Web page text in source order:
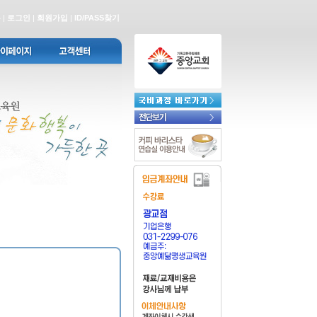
| 로그인 | 회원가입 | ID/PASS찾기